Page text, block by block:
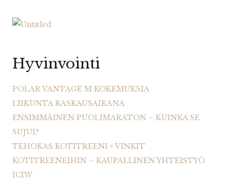
Hyvinvointi
POLAR VANTAGE M KOKEMUKSIA
LIIKUNTA RASKAUSAIKANA
ENSIMMÄINEN PUOLIMARATON – KUINKA SE
SUJUI?
TEHOKAS KOTITREENI + VINKIT
KOTITREENEIHIN – KAUPALLINEN YHTEISTYÖ
ICIW